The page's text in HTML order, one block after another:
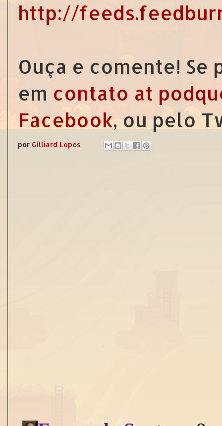
http://
Ouça e comente!
em contato at
Facebook, ou pelo
por Gilliard Lopes